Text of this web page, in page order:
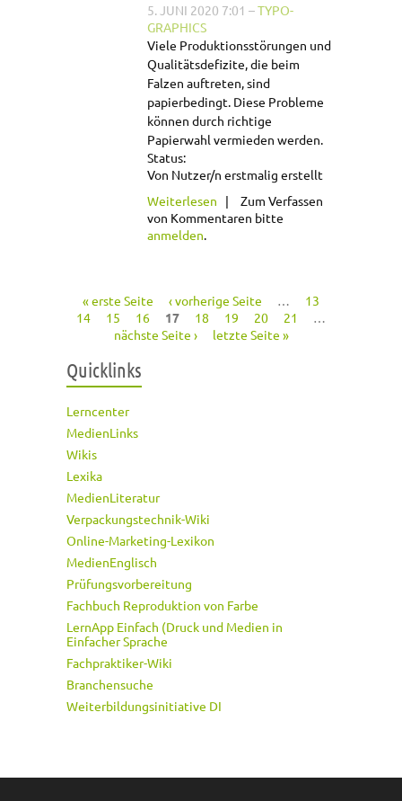
5. JUNI 2020 7:01 –TYPO-
GRAPHICS
Viele Produktionsstörungen und
Qualitätsdefizite, die beim
Falzen auftreten, sind
papierbedingt. Diese Probleme
können durch richtige
Papierwahl vermieden werden.
Status:
Von Nutzer/n erstmalig erstellt
Weiterlesen über Wichtige
Papiereigenschaften
für das Falzen
Zum Verfassen
von Kommentaren bitte
anmelden
Seiten
« erste Seite ‹ vorherige Seite
13
14
15 16 17 18 19 20 21
nächste Seite ›
letzte Seite »
Quicklinks
Lerncenter
MedienLinks
Wikis
Lexika
MedienLiteratur
Verpackungstechnik-Wiki
Online-Marketing-Lexikon
MedienEnglisch
Prüfungsvorbereitung
Fachbuch Reproduktion von Farbe
LernApp Einfach (Druck und Medien in
Einfacher Sprache
Fachpraktiker-Wiki
Branchensuche
Weiterbildungsinitiative DI